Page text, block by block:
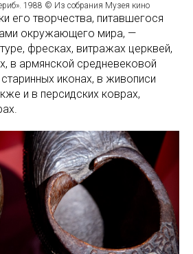
1988 © Из собрания Музея кино
его творчества, питавшегося
окружающего мира, —
фресках, витражах церквей,
в армянской средневековой
иконах, в живописи
и в персидских коврах,